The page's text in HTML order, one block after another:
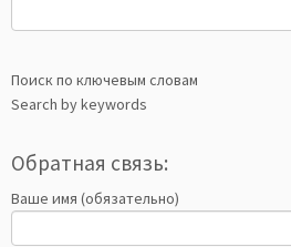
Поиск по ключевым словам
Search by keywords
Обратная связь:
Ваше имя (обязательно)